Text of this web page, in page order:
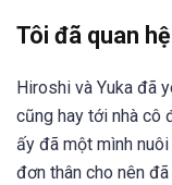
Tôi đã quan
Hiroshi và Yuka đã
cũng hay tới nhà cô
ấy đã một mình
đơn thân cho nên